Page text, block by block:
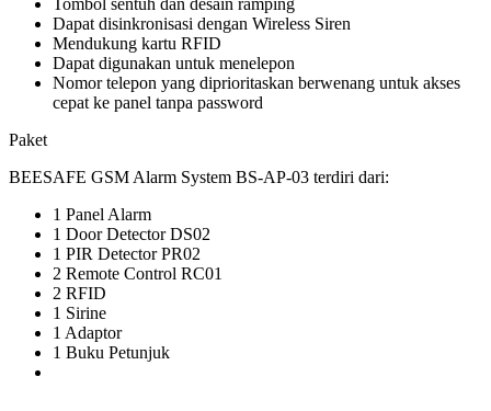
Dapat disinkronisasi dengan Wireless Siren
Mendukung kartu RFID
Dapat digunakan untuk menelepon
Nomor telepon yang diprioritaskan berwenang untuk akses
cepat ke panel tanpa password
Paket
BEESAFE GSM Alarm System BS-AP-03 terdiri dari:
1 Panel Alarm
1 Door Detector DS02
1 PIR Detector PR02
2 Remote Control RC01
2 RFID
1 Sirine
1 Adaptor
1 Buku Petunjuk